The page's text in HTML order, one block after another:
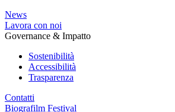
News
Lavora con noi
Governance & Impatto
Sostenibilità
Accessibilità
Trasparenza
Contatti
Biografilm Festival